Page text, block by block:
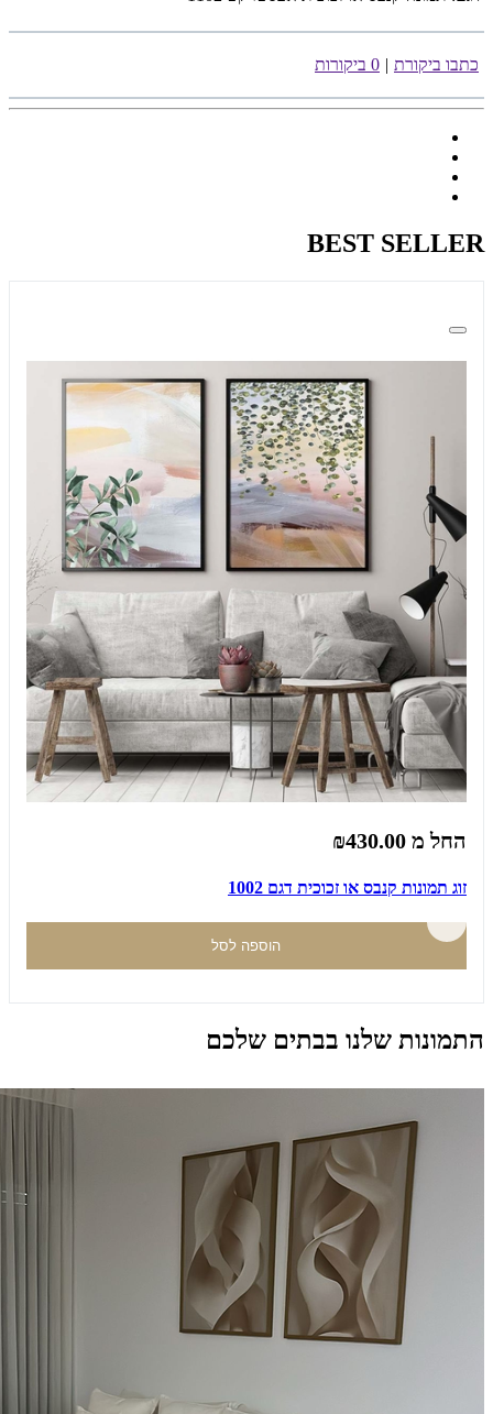
כתבו ביקורת | 0 ביקורות
BEST SELLER
החל מ ₪430.00
זוג תמונות קנבס או זכוכית דגם 1002
הוספה לסל
התמונות שלנו בבתים שלכם